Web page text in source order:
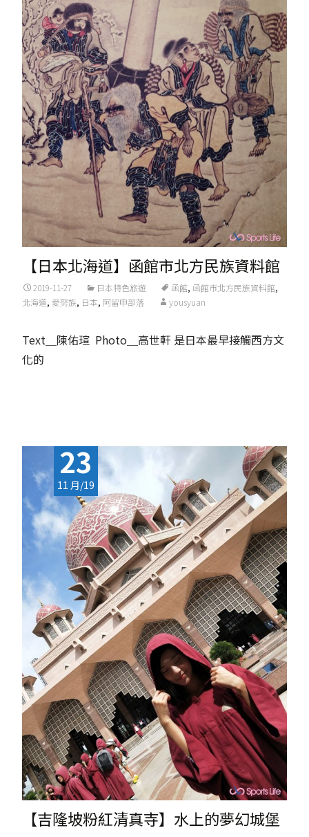
【日本北海道】函館市北方民族資料館
2019-11-27 日本特色旅遊 函館, 函館市北方民族資料館,
北海道, 愛努族, 日本, 阿留申部落 yousyuan
Text＿陳佑瑄 Photo＿高世軒 是日本最早接觸西方文
化的
23
11 月/19
【吉隆坡粉紅清真寺】水上的夢幻城堡